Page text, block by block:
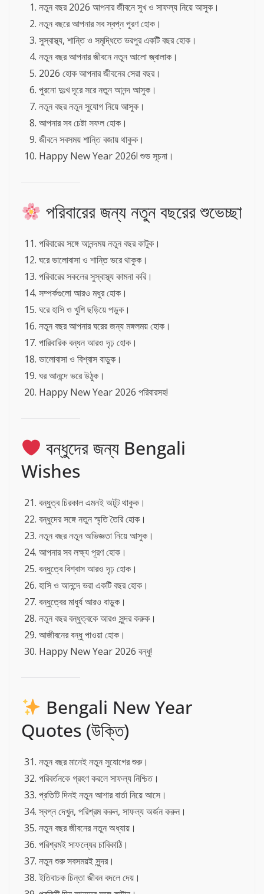
নতুন বছর 2026 আপনার জীবনে সুখ ও সাফল্য নিয়ে আসুক।
নতুন বছরে আপনার সব স্বপ্ন পূরণ হোক।
সুস্বাস্থ্য, শান্তি ও সমৃদ্ধিতে ভরপুর একটি বছর হোক।
নতুন বছর আপনার জীবনে নতুন আলো জ্বালাক।
2026 হোক আপনার জীবনের সেরা বছর।
পুরনো দুঃখ দূরে সরে নতুন আনন্দ আসুক।
নতুন বছর নতুন সুযোগ নিয়ে আসুক।
আপনার সব চেষ্টা সফল হোক।
জীবনে সবসময় শান্তি বজায় থাকুক।
Happy New Year 2026! শুভ সূচনা।
পরিবারের জন্য নতুন বছরের শুভেচ্ছা
পরিবারের সঙ্গে আনন্দময় নতুন বছর কাটুক।
ঘরে ভালোবাসা ও শান্তি ভরে থাকুক।
পরিবারের সকলের সুস্বাস্থ্য কামনা করি।
সম্পর্কগুলো আরও মধুর হোক।
ঘরে হাসি ও খুশি ছড়িয়ে পড়ুক।
নতুন বছর আপনার ঘরের জন্য মঙ্গলময় হোক।
পারিবারিক বন্ধন আরও দৃঢ় হোক।
ভালোবাসা ও বিশ্বাস বাড়ুক।
ঘর আনন্দে ভরে উঠুক।
Happy New Year 2026 পরিবারসহ!
বন্ধুদের জন্য Bengali
Wishes
বন্ধুত্ব চিরকাল এমনই অটুট থাকুক।
বন্ধুদের সঙ্গে নতুন স্মৃতি তৈরি হোক।
নতুন বছর নতুন অভিজ্ঞতা নিয়ে আসুক।
আপনার সব লক্ষ্য পূরণ হোক।
বন্ধুত্বে বিশ্বাস আরও দৃঢ় হোক।
হাসি ও আনন্দে ভরা একটি বছর হোক।
বন্ধুত্বের মাধুর্য আরও বাড়ুক।
নতুন বছর বন্ধুত্বকে আরও সুন্দর করুক।
আজীবনের বন্ধু পাওয়া হোক।
Happy New Year 2026 বন্ধু!
Bengali New Year
Quotes (উক্তি)
নতুন বছর মানেই নতুন সুযোগের শুরু।
পরিবর্তনকে গ্রহণ করলে সাফল্য নিশ্চিত।
প্রতিটি দিনই নতুন আশার বার্তা নিয়ে আসে।
স্বপ্ন দেখুন, পরিশ্রম করুন, সাফল্য অর্জন করুন।
নতুন বছর জীবনের নতুন অধ্যায়।
পরিশ্রমই সাফল্যের চাবিকাঠি।
নতুন শুরু সবসময়ই সুন্দর।
ইতিবাচক চিন্তা জীবন বদলে দেয়।